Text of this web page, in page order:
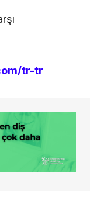
tr-tr